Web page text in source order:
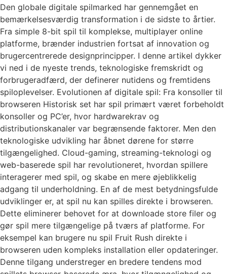
Den globale digitale spilmarked har gennemgået en
bemærkelsesværdig transformation i de sidste to årtier.
Fra simple 8-bit spil til komplekse, multiplayer online
platforme, brænder industrien fortsat af innovation og
brugercentrerede designprincipper. I denne artikel dykker
vi ned i de nyeste trends, teknologiske fremskridt og
forbrugeradfærd, der definerer nutidens og fremtidens
spiloplevelser. Evolutionen af digitale spil: Fra konsoller til
browseren Historisk set har spil primært været forbeholdt
konsoller og PC’er, hvor hardwarekrav og
distributionskanaler var begrænsende faktorer. Men den
teknologiske udvikling har åbnet dørene for større
tilgængelighed. Cloud-gaming, streaming-teknologi og
web-baserede spil har revolutioneret, hvordan spillere
interagerer med spil, og skabe en mere øjeblikkelig
adgang til underholdning. En af de mest betydningsfulde
udviklinger er, at spil nu kan spilles direkte i browseren.
Dette eliminerer behovet for at downloade store filer og
gør spil mere tilgængelige på tværs af platforme. For
eksempel kan brugere nu spil Fruit Rush direkte i
browseren uden kompleks installation eller opdateringer.
Denne tilgang understreger en bredere tendens mod